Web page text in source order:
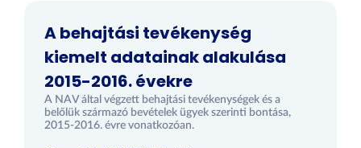
A behajtási tevékenység
kiemelt adatainak alakulása
2015-2016. évekre
A NAV által végzett behajtási tevékenységek és a
belőlük származó bevételek ügyek szerinti bontása,
2015-2016. évre vonatkozóan.